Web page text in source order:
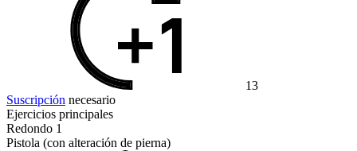
13
Suscripción necesario
Ejercicios principales
Redondo 1
Pistola (con alteración de pierna)